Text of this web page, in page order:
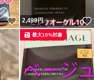
いいね！
2,499円
最大10%対象